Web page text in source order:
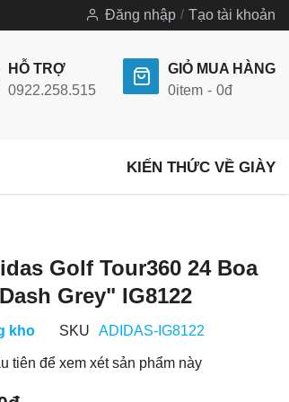
Đăng nhập Tạo tài khoản
HỖ TRỢ
0922.258.515
GIỎ MUA HÀNG
0item 0đ
KIẾN THỨC VỀ GIÀY
Golf Tour360 24 Boa
Grey" IG8122
kho SKU ADIDAS-IG8122
tiên để xem xét sản phẩm này